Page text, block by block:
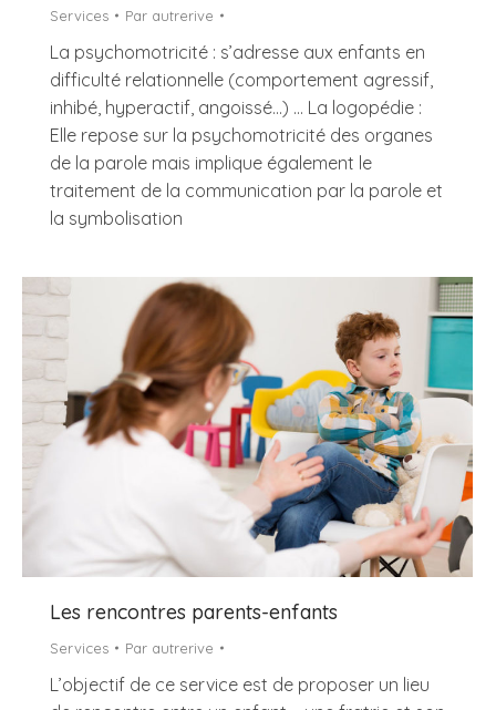
Services Par autrerive
La psychomotricité : s’adresse aux enfants en
difficulté relationnelle (comportement agressif,
inhibé, hyperactif, angoissé…) … La logopédie :
Elle repose sur la psychomotricité des organes
de la parole mais implique également le
traitement de la communication par la parole et
la symbolisation
Les rencontres parents-enfants
Services Par autrerive
L’objectif de ce service est de proposer un lieu